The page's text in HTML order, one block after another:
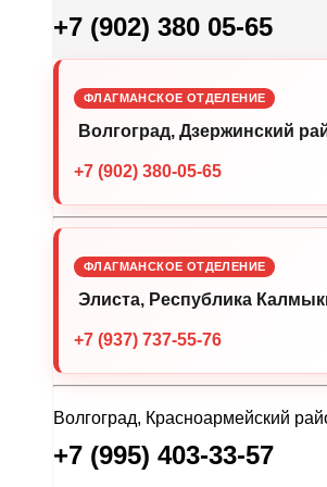
+7 (902) 380 05-65
ФЛАГМАНСКОЕ ОТДЕЛЕНИЕ
Волгоград, Дзержинский
+7 (902) 380-05-65
ФЛАГМАНСКОЕ ОТДЕЛЕНИЕ
Элиста, Республика
+7 (937) 737-55-76
Волгоград, Красноармейский
+7 (995) 403-33-57